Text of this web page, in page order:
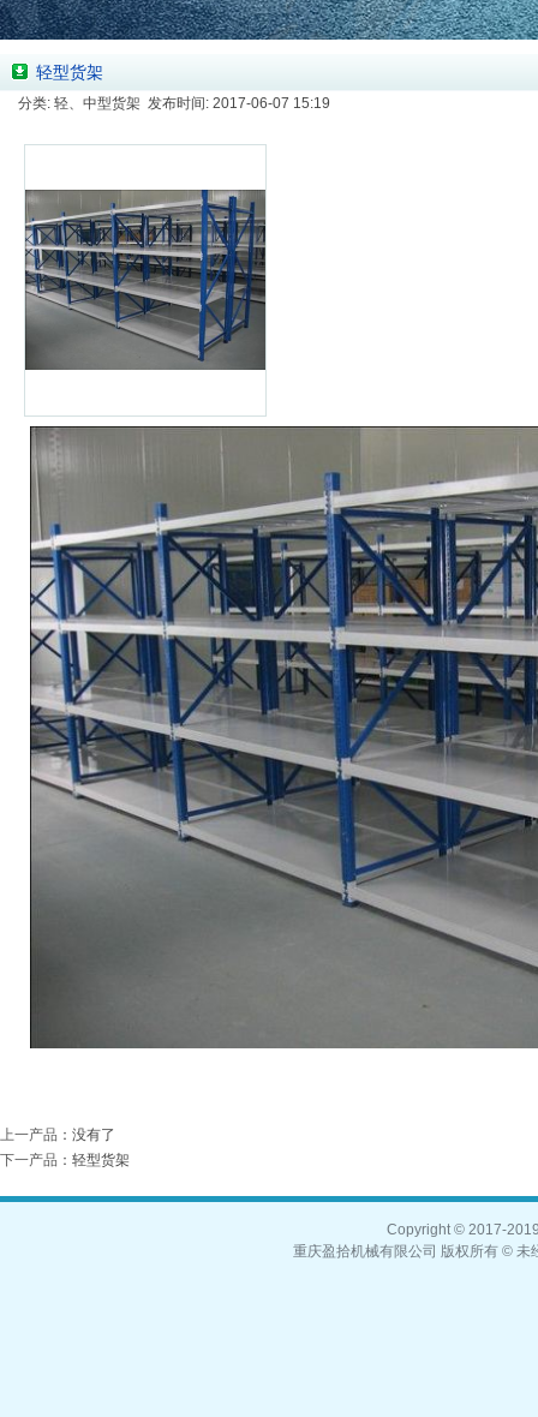
轻型货架
分类: 轻、中型货架 发布时间: 2017-06-07 15:19
上一产品 ：没有了
下一产品 ： 轻型货架
Copyright © 2017-
重庆盈拾机械有限公司 版权所有 ©